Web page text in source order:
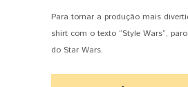
Para tornar a produção mais
shirt com o texto “Style Wars”,
do Star Wars.